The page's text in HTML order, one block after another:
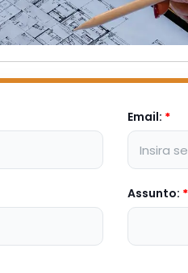
Email: *
Assunto: *